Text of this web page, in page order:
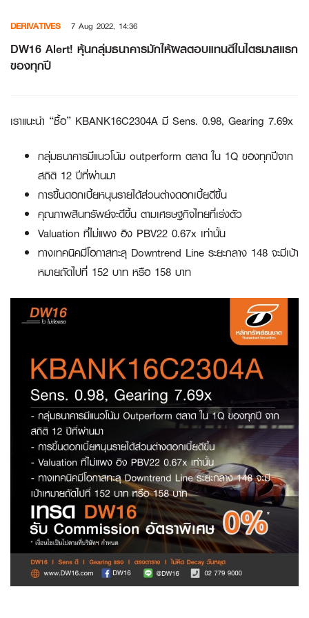
content
DERIVATIVES 7 Aug 2022, 14:36
DW16 Alert! หุ้นกลุ่มธนาคารมักให้ผลตอบแทนดีในไตรมาสแรก
ของทุกปี
เราแนะนำ “ซื้อ” KBANK16C2304A มี Sens. 0.98, Gearing 7.69x
กลุ่มธนาคารมีแนวโน้ม outperform ตลาด ใน 1Q ของทุกปีจาก
สถิติ 12 ปีที่ผ่านมา
การขึ้นดอกเบี้ยหนุนรายได้ส่วนต่างดอกเบี้ยดีขึ้น
คุณภาพสินทรัพย์จะดีขึ้น ตามเศรษฐกิจไทยที่เร่งตัว
Valuation ที่ไม่แพง อิง PBV22 0.67x เท่านั้น
ทางเทคนิคมีโอกาสทะลุ Downtrend Line ระยะกลาง 148 จะมีเป้า
หมายถัดไปที่ 152 บาท หรือ 158 บาท